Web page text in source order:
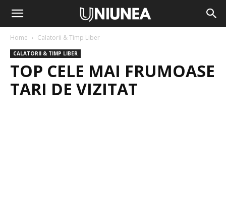
Home Calatorii & Timp Liber
CALATORII & TIMP LIBER
TOP CELE MAI FRUMOASE
TARI DE VIZITAT